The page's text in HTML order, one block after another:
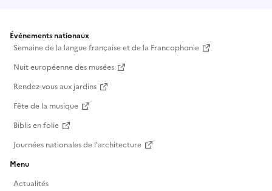
Événements nationaux
Semaine de la langue française et de la Francophonie
Nuit européenne des musées
Rendez-vous aux jardins
Fête de la musique
Biblis en folie
Journées nationales de l'architecture
Menu
Actualités